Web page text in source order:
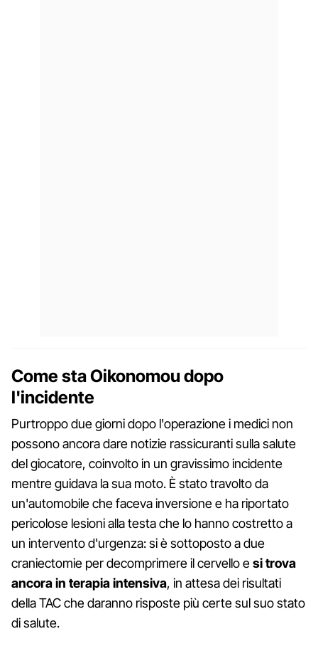
Come sta Oikonomou dopo
l'incidente
Purtroppo due giorni dopo l'operazione i medici non
possono ancora dare notizie rassicuranti sulla salute
del giocatore, coinvolto in un gravissimo incidente
mentre guidava la sua moto. È stato travolto da
un'automobile che faceva inversione e ha riportato
pericolose lesioni alla testa che lo hanno costretto a
un intervento d'urgenza: si è sottoposto a due
craniectomie per decomprimere il cervello esi trova
ancora in terapia intensiva, in attesa dei risultati
della TAC che daranno risposte più certe sul suo stato
di salute.